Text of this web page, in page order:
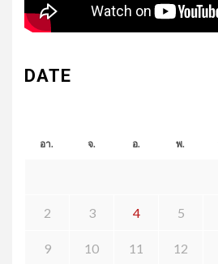
DATE
อา. จ. อ. พ.
2 3 4 5
9 10 11 12